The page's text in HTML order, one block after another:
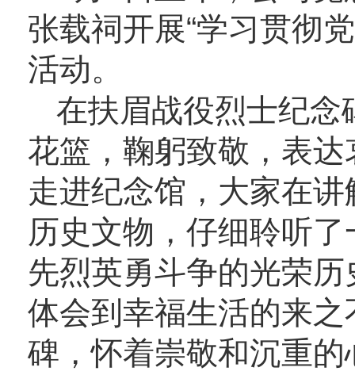
张载祠开展“学习贯彻
活动。
在扶眉战役烈士纪念
花篮，鞠躬致敬，表
走进纪念馆，大家在
历史文物，仔细聆听
先烈英勇斗争的光荣
体会到幸福生活的来
碑，怀着崇敬和沉重